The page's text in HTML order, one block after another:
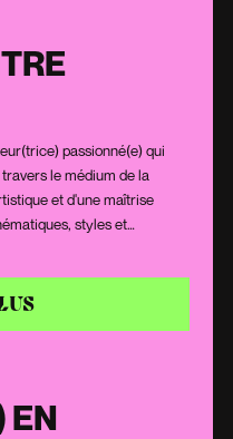
passionné(e) qui
le médium de la
et d'une maîtrise
styles et
Que ce soit pour capturer
EN